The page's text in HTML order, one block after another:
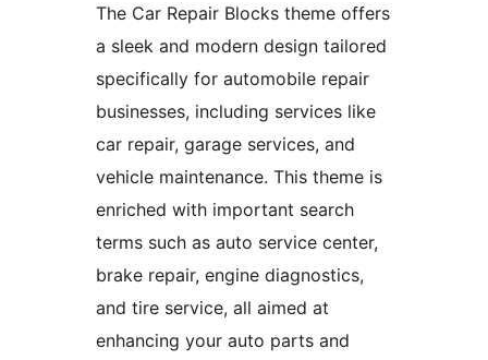
The Car Repair Blocks theme offers
a sleek and modern design tailored
specifically for automobile repair
businesses, including services like
car repair, garage services, and
vehicle maintenance. This theme is
enriched with important search
terms such as auto service center,
brake repair, engine diagnostics,
and tire service, all aimed at
enhancing your auto parts and